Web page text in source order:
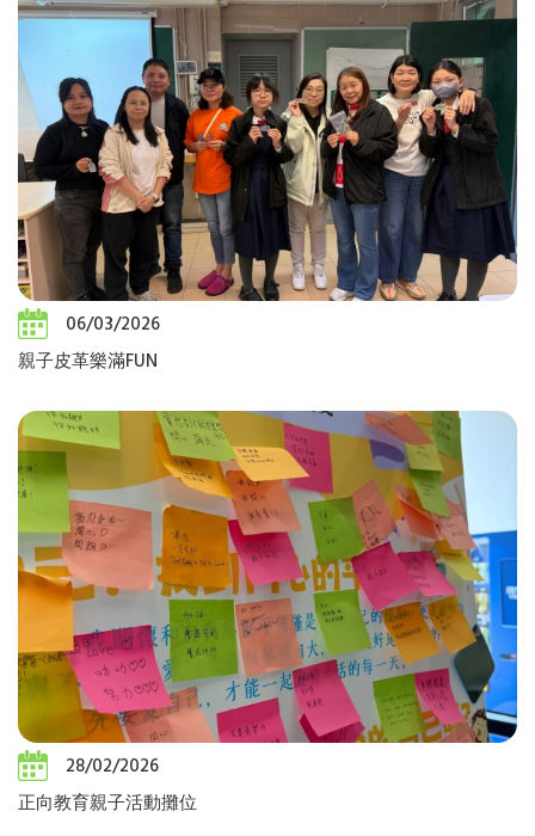
06/03/2026
親子皮革樂滿FUN
28/02/2026
正向教育親子活動攤位